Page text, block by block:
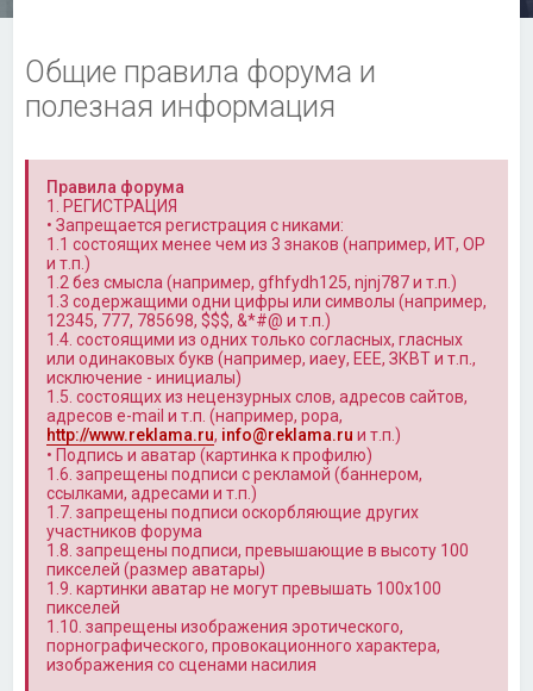
Общие правила форума и
полезная информация
Правила форума
1. РЕГИСТРАЦИЯ
• Запрещается регистрация с никами:
1.1 состоящих менее чем из 3 знаков (например, ИТ, OP
и т.п.)
1.2 без смысла (например, gfhfydh125, njnj787 и т.п.)
1.3 содержащими одни цифры или символы (например,
12345, 777, 785698, $$$, &*#@ и т.п.)
1.4. состоящими из одних только согласных, гласных
или одинаковых букв (например, иаеу, ЕЕЕ, ЗКВТ и т.п.,
исключение - инициалы)
1.5. состоящих из нецензурных слов, адресов сайтов,
адресов e-mail и т.п. (например, popa,
http://www.reklama.ru, info@reklama.ru и т.п.)
• Подпись и аватар (картинка к профилю)
1.6. запрещены подписи с рекламой (баннером,
ссылками, адресами и т.п.)
1.7. запрещены подписи оскорбляющие других
участников форума
1.8. запрещены подписи, превышающие в высоту 100
пикселей (размер аватары)
1.9. картинки аватар не могут превышать 100x100
пикселей
1.10. запрещены изображения эротического,
порнографического, провокационного характера,
изображения со сценами насилия